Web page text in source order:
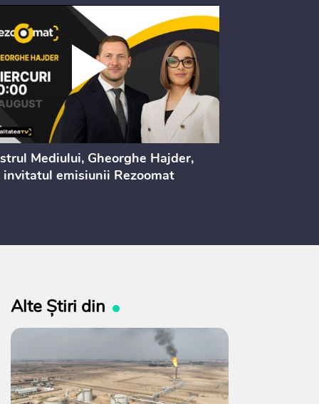
Mediului, Gheorghe Hajder,
invitatul emisiunii Rezoomat
Alte Știri din